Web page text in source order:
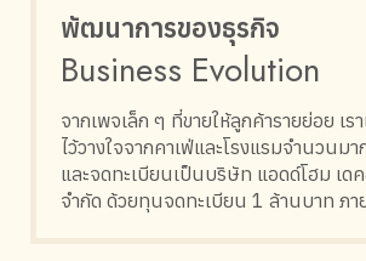
พัฒนาการของธุรกิจ
Business Evolution
จากเพจเล็ก ๆ ที่ขายให้ลูกค้ารายย่อย เร
ไว้วางใจจากคาเฟ่และโรงแรมจำนวนม
และจดทะเบียนเป็นบริษัท แอดด์โฮม เด
จำกัด ด้วยทุนจดทะเบียน 1 ล้านบาท ภา